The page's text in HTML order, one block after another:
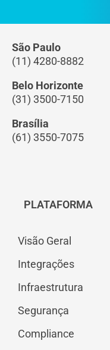
São Paulo
(11) 4280-8882
Belo Horizonte
(31) 3500-7150
Brasília
(61) 3550-7075
PLATAFORMA
Visão Geral
Integrações
Infraestrutura
Segurança
Compliance